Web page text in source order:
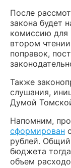
После
закона будет
комиссию для
втором
поправок,
Также
слушания,
Думой
Напомним,
сформирован
рублей.
бюджета
объем